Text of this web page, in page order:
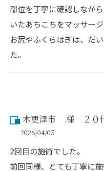
部位を丁寧に確認しなが
いたあちこちをマッサー
お尻やふくらはぎは、だ
た。
木更津市 .様 ２０
2026/04/05
2回目の施術でした。
前回同様、とても丁寧に